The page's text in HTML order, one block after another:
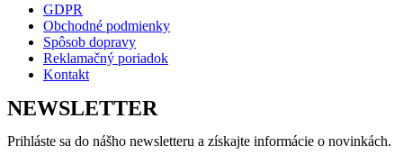
GDPR
Obchodné podmienky
Spôsob dopravy
Reklamačný poriadok
Kontakt
NEWSLETTER
Prihláste sa do nášho newsletteru a získajte informácie o novinkách.